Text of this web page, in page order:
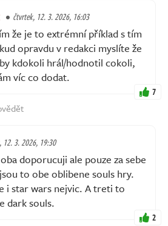
čtvrtek, 12. 3. 2026, 16:03
že je to extrémní příklad s tím
opravdu v redakci myslíte že
kdokoli hrál/hodnotil cokoli,
víc co dodat.
7
12. 3. 2026, 19:30
doporucuji ale pouze za sebe
to obe oblibene souls hry.
i star wars nejvic. A treti to
dark souls.
2